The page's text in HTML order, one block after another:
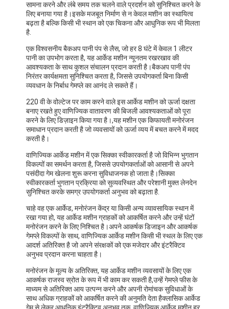
सामना करने और लंबे समय तक चलने वाले प्रदर्शन को सुनिश्चित करने के
लिए बनाया गया है।इसके मजबूत निर्माण से न केवल मशीन का स्थायित्व
बढ़ता है बल्कि किसी भी स्थान को एक चिकना और आधुनिक रूप भी मिलता
है.
एक विश्वसनीय बैकअप पानी पंप से लैस, जो हर 8 घंटे में केवल 1 लीटर
पानी का उपभोग करता है, यह आर्केड मशीन न्यूनतम रखरखाव की
आवश्यकता के साथ कुशल संचालन प्रदान करती है।बैकअप पानी पंप
निरंतर कार्यक्षमता सुनिश्चित करता है, जिससे उपयोगकर्ता बिना किसी
व्यवधान के निर्बाध गेमप्ले का आनंद ले सकते हैं।
220 वी के वोल्टेज पर काम करने वाले इस आर्केड मशीन को ऊर्जा दक्षता
बनाए रखते हुए वाणिज्यिक वातावरण की बिजली आवश्यकताओं को पूरा
करने के लिए डिज़ाइन किया गया है।,यह मशीन एक किफायती मनोरंजन
समाधान प्रदान करती है जो व्यवसायों को ऊर्जा व्यय में बचत करने में मदद
करती है।
वाणिज्यिक आर्केड मशीन में एक सिक्का स्वीकारकर्ता है जो विभिन्न भुगतान
विकल्पों का समर्थन करता है, जिससे उपयोगकर्ताओं को आसानी से अपने
पसंदीदा गेम खेलना शुरू करना सुविधाजनक हो जाता है।सिक्का
स्वीकारकर्ता भुगतान प्रक्रिया को सुव्यवस्थित और परेशानी मुक्त लेनदेन
सुनिश्चित करके समग्र उपयोगकर्ता अनुभव को बढ़ाता है.
चाहे वह एक आर्केड, मनोरंजन केंद्र या किसी अन्य व्यावसायिक स्थान में
रखा गया हो, यह आर्केड मशीन ग्राहकों को आकर्षित करने और उन्हें घंटों
मनोरंजन करने के लिए निश्चित है।अपने आकर्षक डिजाइन और आकर्षक
गेमप्ले विकल्पों के साथ, वाणिज्यिक आर्केड मशीन किसी भी स्थल के लिए एक
आदर्श अतिरिक्त है जो अपने संरक्षकों को एक मजेदार और इंटरैक्टिव
अनुभव प्रदान करना चाहता है।
मनोरंजन के मूल्य के अतिरिक्त, यह आर्केड मशीन व्यवसायों के लिए एक
आकर्षक राजस्व स्रोत के रूप में भी काम कर सकती है,उन्हें गेमप्ले फीस के
माध्यम से अतिरिक्त आय उत्पन्न करने और अपनी रोमांचक सुविधाओं के
साथ अधिक ग्राहकों को आकर्षित करने की अनुमति देता हैक्लासिक आर्केड